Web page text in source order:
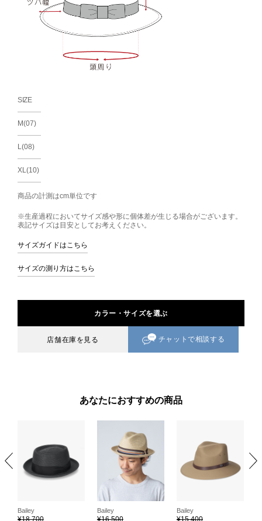
SIZE
M(07)
L(08)
XL(10)
商品の計測はcm単位です
※生産過程においてサイズ感や形に個体差が生じる場合がございます。
表記サイズは目安としてお考えください。
サイズガイドはこちら
サイズの測り方はこちら
カラー・サイズを選ぶ
店舗在庫を見る チャットで相談する
あなたにおすすめの商品
Bailey
¥18,700
Bailey
¥16,500
Bailey
¥15,400